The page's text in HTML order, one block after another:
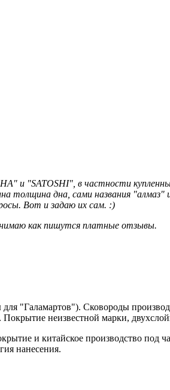
и "SATOSHI", в частности
толщина дна, сами названия
Вот и задаю их сам. :)
как пишутся платные отзывы.
"Галамартов"). Сковороды
неизвестной марки,
и китайское производство
нанесения.